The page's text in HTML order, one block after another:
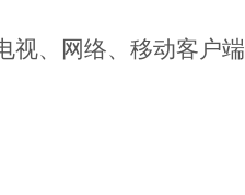
视、网络、移动客户端